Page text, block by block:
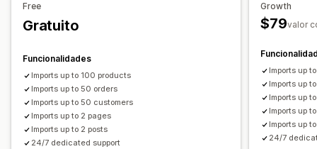
Atualizações em lote
Produtos
Mudar de plataforma
Free
Gratuito
Funcionalidades
Imports up to 100 products
Imports up to 50 orders
Imports up to 50 customers
Imports up to 2 pages
Imports up to 2 posts
24/7 dedicated support
Growth
$79valor
Imports up
Imports up
Imports up
Imports up
Imports up
24/7